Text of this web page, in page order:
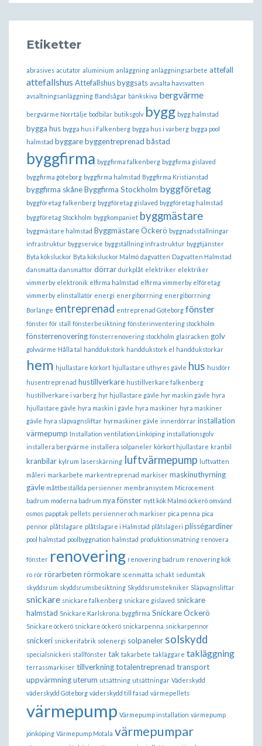
Etiketter
abrasives acutator aluminium anläggning anläggningsarbete attefall
attefallshus Attefallshus byggsats avsalta havsvatten
avsaltningsanläggning Bandsågar bänkskiva bergvärme
bergvärme Norrtälje bodbilar butiksgolv bygg bygg halmstad
bygga hus bygga hus i Falkenberg bygga hus i varberg bygga pool
halmstad byggarebyggentreprenad båstad
byggfirma byggfirma falkenberg byggfirma gislaved
byggfirma göteborg byggfirma halmstad Byggfirma Kristianstad
byggfirma skåneByggfirma Stockholm byggföretag
byggföretag falkenberg byggföretag gislaved byggföretag halmstad
byggföretag Stockholm byggkompaniet byggmästare
byggmästare halmstad Byggmästare Öckerö byggnadsställningar
infrastruktur byggservice byggställning infrastruktur byggtjänster
Byta köksluckor Byta köksluckor Malmö dagvatten Dagvatten Halmstad
dansmatta dansmattor dörrar durkplåt elektriker elektriker
vimmerby elektronik elfirma halmstad elfirma vimmerby elföretag
vimmerby elinstallatör energi energiborrning energiborrning
Borlänge entreprenad entreprenad Göteborg fönster
fönster för stall fönsterbesiktning fönsterinventering stockholm
fönsterrenovering fönsterrenovering stockholm glasracken golv
golvvärme Hålla tal handdukstork handdukstork el handdukstorkar
hem hjullastare körkort hjullastare uthyres gävle hus husdörr
husentreprenad hustillverkare hustillverkare falkenberg
hustillverkare i varberg hyr hjullastare gävle hyr maskin gävle hyra
hjullastare gävle hyra maskin i gävle hyra maskiner hyra maskiner
gävle hyra släpvagnsliftar hyrmaskiner gävle innerdörrar installation
värmepump Installation ventilation Linköping installationsgolv
installera bergvärme installera solpaneler körkort hjullastare kranbil
kranbilar kylrum laserskärning luftvärmepump luftvatten
måleri markarbete markentreprenad markiser maskinuthyrning
gävle måttbeställda persienner membransystem Microcement
badrum moderna badrum nya fönster nytt kök Malmö öckerö omvänd
osmos papptak pellets persienner och markiser pica penna pica
pennor plåtslagare plåtslagare i Halmstad plåtslageri plisségardiner
pool halmstad poolbyggnation halmstad produktionsmätning renovera
fönster renovering renovering badrum renovering kök
ro rör rörarbeten rörmokare scenmatta schakt sedumtak
skyddsrum skyddsrumsbesiktning Skyddsrumstekniker Släpvagnsliftar
snickare snickare falkenberg snickare gislaved snickare
halmstad Snickare Karlskrona. byggfirma Snickare Öckerö
Snickare öckerö snickare öckerö snickarpenna snickarpennor
snickeri snickerifabrik solenergi solpaneler solskydd
specialsnickeri stallfönster tak takarbete takläggare takläggning
terrassmarkiser tillverkningtotalentreprenad transport
uppvärmninguterum utsättning utsättningar Väderskydd
väderskydd Göteborg väderskydd till fasad värmepellets
värmepump Värmepump installation värmepump
jönköping Värmepump Motala värmepumpar